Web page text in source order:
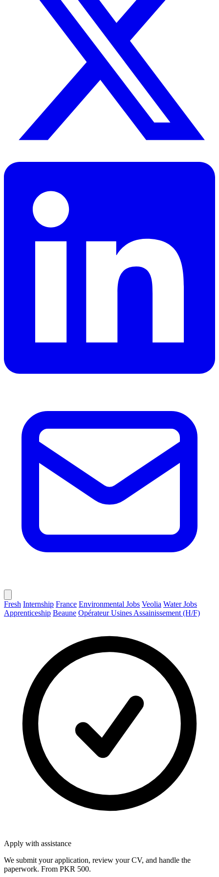
Fresh Internship France Environmental Jobs Veolia Water Jobs
Apprenticeship Beaune Opérateur Usines Assainissement (H/F)
Apply with assistance
We submit your application, review your CV, and handle the
paperwork. From PKR 500.